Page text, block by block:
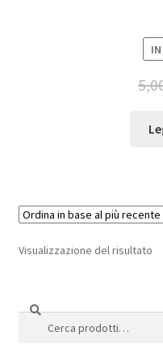
Visualizzazione del risultato
Cerca:
Cerca